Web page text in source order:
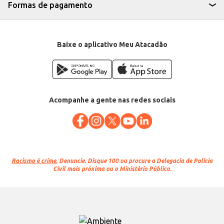
Formas de pagamento
Baixe o aplicativo Meu Atacadão
Acompanhe a gente nas redes sociais
Racismo é crime. Denuncie. Disque 100 ou procure a Delegacia de Polícia
Civil mais próxima ou o Ministério Público.